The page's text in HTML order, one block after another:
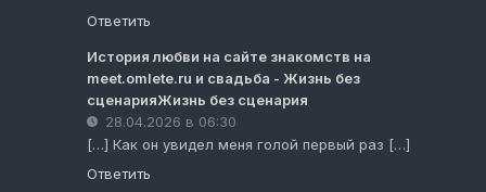
Ответить
История любви на сайте знакомств на
meet.omlete.ru и свадьба - Жизнь без
сценарияЖизнь без сценария
28.04.2026 в 06:30
[…] Как он увидел меня голой первый раз […]
Ответить